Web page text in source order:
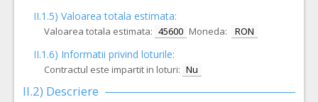
II.1.5) Valoarea totala estimata:
Valoarea totala estimata: 45600 Moneda: RON
II.1.6) Informatii privind loturile:
Contractul este impartit in loturi: Nu
II.2) Descriere